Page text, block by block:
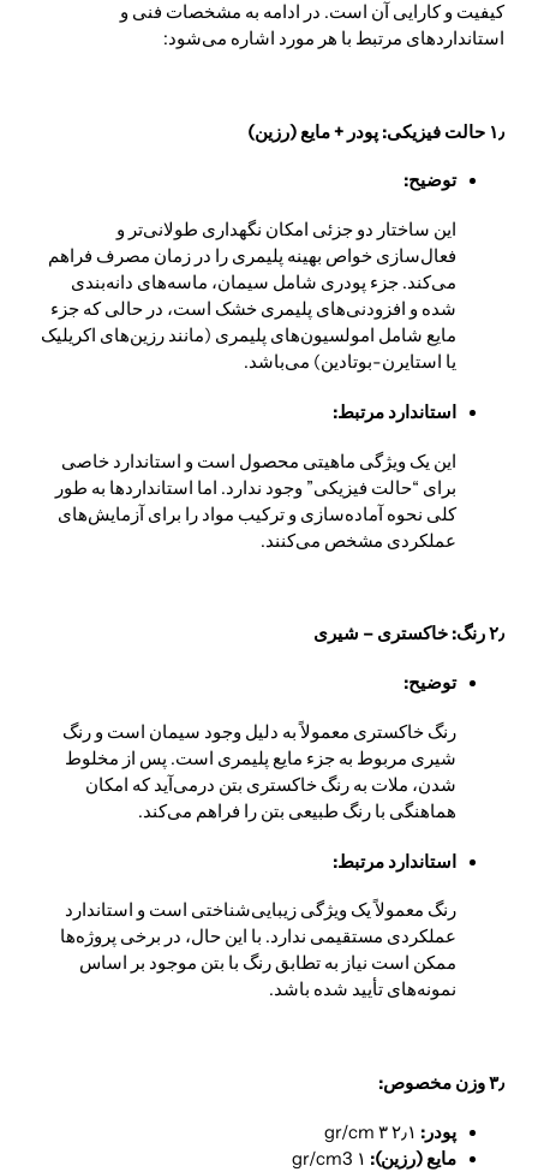
کیفیت و کارایی آن است. در ادامه به مشخصات فنی و
استانداردهای مرتبط با هر مورد اشاره می‌شود:
۱٫ حالت فیزیکی: پودر + مایع (رزین)
توضیح:
این ساختار دو جزئی امکان نگهداری طولانی‌تر و
فعال‌سازی خواص بهینه پلیمری را در زمان مصرف فراهم
می‌کند. جزء پودری شامل سیمان، ماسه‌های دانه‌بندی
شده و افزودنی‌های پلیمری خشک است، در حالی که جزء
مایع شامل امولسیون‌های پلیمری (مانند رزین‌های اکریلیک
یا استایرن-بوتادین) می‌باشد.
استاندارد مرتبط:
این یک ویژگی ماهیتی محصول است و استاندارد خاصی
برای “حالت فیزیکی” وجود ندارد. اما استانداردها به طور
کلی نحوه آماده‌سازی و ترکیب مواد را برای آزمایش‌های
عملکردی مشخص می‌کنند.
۲٫ رنگ: خاکستری – شیری
توضیح:
رنگ خاکستری معمولاً به دلیل وجود سیمان است و رنگ
شیری مربوط به جزء مایع پلیمری است. پس از مخلوط
شدن، ملات به رنگ خاکستری بتن درمی‌آید که امکان
هماهنگی با رنگ طبیعی بتن را فراهم می‌کند.
استاندارد مرتبط:
رنگ معمولاً یک ویژگی زیبایی‌شناختی است و استاندارد
عملکردی مستقیمی ندارد. با این حال، در برخی پروژه‌ها
ممکن است نیاز به تطابق رنگ با بتن موجود بر اساس
نمونه‌های تأیید شده باشد.
۳٫ وزن مخصوص:
پودر: ۲٫۱۳
مایع (رزین): ۱ 3